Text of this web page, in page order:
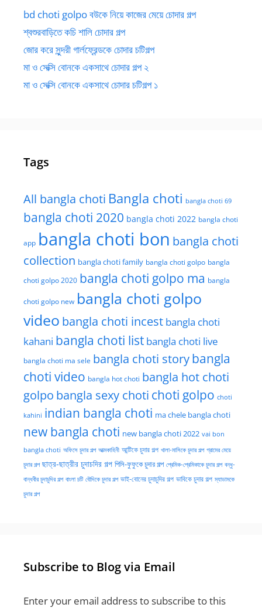
bd choti golpo বউকে নিয়ে কাজের মেয়ে চোদার গল্প
শ্বশুরবাড়িতে কচি শালি চোদার গল্প
জোর করে সুন্দরী গার্লফ্রেন্ডকে চোদার চটিগল্প
মা ও সেক্সি বোনকে একসাথে চোদার গল্প ২
মা ও সেক্সি বোনকে একসাথে চোদার চটিগল্প ১
Tags
All bangla choti Bangla choti bangla choti 69
bangla choti 2020 bangla choti 2022 bangla choti
app bangla choti bon bangla choti
collection bangla choti family bangla choti golpo bangla
choti golpo 2020 bangla choti golpo ma bangla
choti golpo new bangla choti golpo
video bangla choti incest bangla choti
kahani bangla choti list bangla choti live
bangla choti ma sele bangla choti storybangla
choti video bangla hot choti bangla hot choti
golpo bangla sexy choti choti golpo choti
kahini indian bangla choti ma chele bangla choti
new bangla choti new bangla choti 2022 vai bon
bangla choti অফিসে চুদার গল্প আত্মকাহিনী আন্টিকে চুদার গল্প খালা-মাসিকে চুদার গল্প গ্রামের মেয়ে
চুদার গল্প ছাত্র-ছাত্রীর চুদাচদির গল্প পিসি-ফুফুকে চুদার গল্প প্রেমিক-প্রেমিকাকে চুদার গল্প বন্ধু-
বান্ধবীর চুদাচুদির গল্প বাংলা চটি বৌদিকে চুদার গল্প ভাই-বোনের চুদাচুদির গল্প ভাবিকে চুদার গল্প ম্যাডামকে
চুদার গল্প
Subscribe to Blog via Email
Enter your email address to subscribe to this